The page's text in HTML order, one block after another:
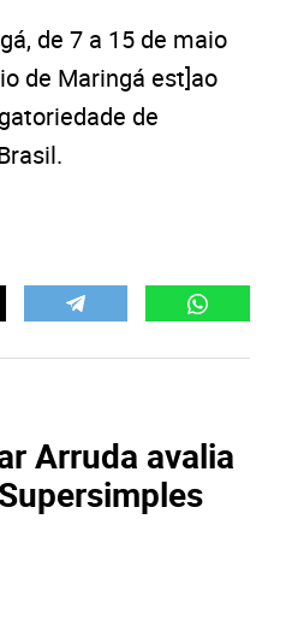
de 7 a 15 de maio
de Maringá est]ao
de
Arruda avalia